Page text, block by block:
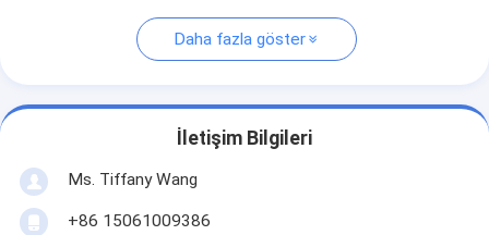
Daha fazla göster
İletişim Bilgileri
Ms. Tiffany Wang
+86 15061009386